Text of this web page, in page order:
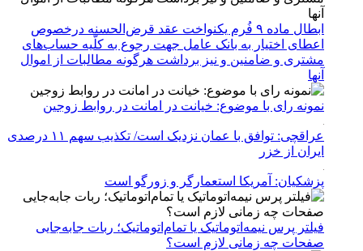
ابطال ماده ۹ فُرم یکنواخت عقد قرض‌الحسنه درخصوص
اعطای اختیار به بانک عامل جهت رجوع به کلّیه حساب‌های
مشتری و ضامنین و نیز برداشت هرگونه مطالبات از اموال
آنها
نمونه رای با موضوع: خیانت در امانت در روابط زوجین
عراقچی: توافق با عمان نزدیک است/ تکذیب سهم ۱۱ درصدی
ایران از خزر
پزشکیان: آمریکا استعمارگر و زورگو است
فیلتر پرس نیمه‌اتوماتیک یا تمام‌اتوماتیک؛ ربات جابه‌جایی
صفحات چه زمانی لازم است؟